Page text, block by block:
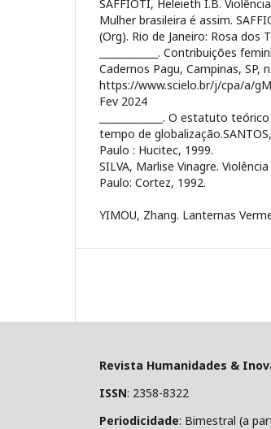
SAFFIOTI, Heleieth I.B.
Mulher brasileira é assim.
(Org). Rio de Janeiro: Rosa dos
____________. Contribuições
Cadernos Pagu, Campinas, SP,
https://www.scielo.br/j/cpa/a/
Fev 2024
_____________. O estatuto
tempo de
Paulo : Hucitec, 1999.
SILVA, Marlise Vinagre.
Paulo: Cortez, 1992.
YIMOU, Zhang. Lanternas
Revista Humanidades &
ISSN: 2358-8322
Periodicidade: Bimestral (a